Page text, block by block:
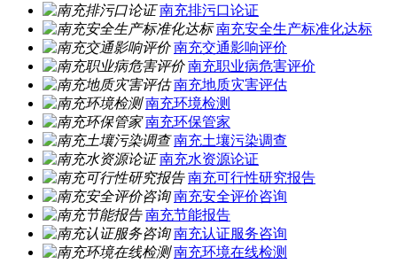
南充排污口论证
南充安全生产标准化达标
南充交通影响评价
南充职业病危害评价
南充地质灾害评估
南充环境检测
南充环保管家
南充土壤污染调查
南充水资源论证
南充可行性研究报告
南充安全评价咨询
南充节能报告
南充认证服务咨询
南充环境在线检测